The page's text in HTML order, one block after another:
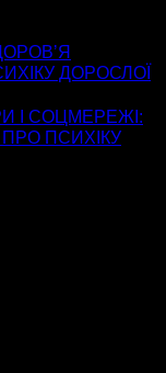
ДОРОСЛОЇ
І СОЦМЕРЕЖІ:
ПРО ПСИХІКУ